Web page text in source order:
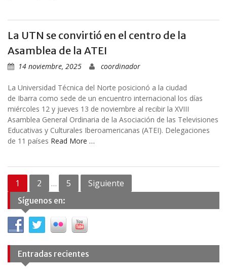
La UTN se convirtió en el centro de la
Asamblea de la ATEI
14 noviembre, 2025 coordinador
La Universidad Técnica del Norte posicionó a la ciudad
de Ibarra como sede de un encuentro internacional los días
miércoles 12 y jueves 13 de noviembre al recibir la XVIII
Asamblea General Ordinaria de la Asociación de las Televisiones
Educativas y Culturales Iberoamericanas (ATEI). Delegaciones
de 11 países Read More …
Navegación
de
entradas
1 2 … 5 Siguiente
Síguenos en:
Entradas recientes